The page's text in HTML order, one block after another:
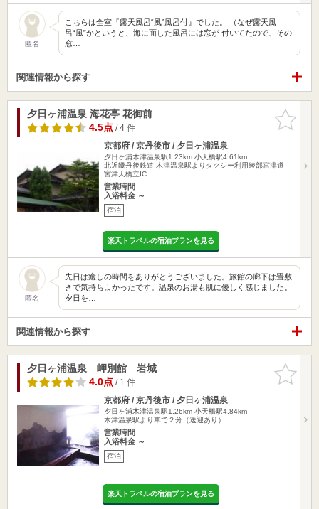
匿名
こちらは全室『露天風呂“風”風呂付』でした。 （なぜ露天風
呂“風”かというと、海に面した風呂には窓が 付いてたので、その
窓…
関連情報から探す
お気に入
りに追加
夕日ヶ浦温泉 海花亭 花御前
4.5点/ 4 件
京都府 / 京丹後市 / 夕日ヶ浦温泉
夕日ヶ浦木津温泉駅1.23km 小天橋駅4.61km
北近畿丹後鉄道 木津温泉駅よりタクシー利用綾部宮津道
宮津天橋立IC…
営業時間
入浴料金 ～
宿泊
楽天トラベルの宿泊プランを見る
匿名
先日は癒しの時間をありがとうございました。旅館の廊下は畳敷
きで気持ちよかったです。温泉のお湯も肌に優しく感じました。
夕日を…
関連情報から探す
お気に入
りに追加
夕日ヶ浦温泉 岬別館 岩城
4.0点/ 1 件
京都府 / 京丹後市 / 夕日ヶ浦温泉
夕日ヶ浦木津温泉駅1.26km 小天橋駅4.84km
木津温泉駅より車で２分（送迎あり）
営業時間
入浴料金 ～
宿泊
楽天トラベルの宿泊プランを見る